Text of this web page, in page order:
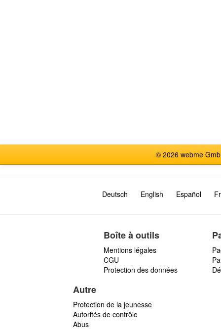
© 2026 webme
Deutsch English Español
Boîte à outils
Mentions légales
CGU
Protection des données
Autre
Protection de la jeunesse
Autorités de contrôle
Abus